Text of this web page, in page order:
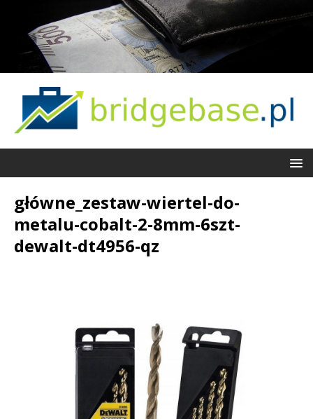
główne_zestaw-wiertel-do-
metalu-cobalt-2-8mm-6szt-
dewalt-dt4956-qz